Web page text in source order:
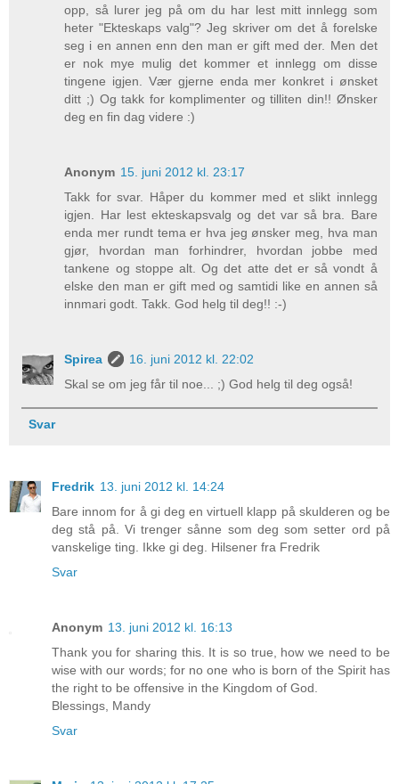
opp, så lurer jeg på om du har lest mitt innlegg som
heter "Ekteskaps valg"? Jeg skriver om det å forelske
seg i en annen enn den man er gift med der. Men det
er nok mye mulig det kommer et innlegg om disse
tingene igjen. Vær gjerne enda mer konkret i ønsket
ditt ;) Og takk for komplimenter og tilliten din!! Ønsker
deg en fin dag videre :)
Anonym 15. juni 2012 kl. 23:17
Takk for svar. Håper du kommer med et slikt innlegg
igjen. Har lest ekteskapsvalg og det var så bra. Bare
enda mer rundt tema er hva jeg ønsker meg, hva man
gjør, hvordan man forhindrer, hvordan jobbe med
tankene og stoppe alt. Og det atte det er så vondt å
elske den man er gift med og samtidi like en annen så
innmari godt. Takk. God helg til deg!! :-)
Spirea
16. juni 2012 kl. 22:02
Skal se om jeg får til noe... ;) God helg til deg også!
Svar
Fredrik 13. juni 2012 kl. 14:24
Bare innom for å gi deg en virtuell klapp på skulderen og be
deg stå på. Vi trenger sånne som deg som setter ord på
vanskelige ting. Ikke gi deg. Hilsener fra Fredrik
Svar
Anonym 13. juni 2012 kl. 16:13
Thank you for sharing this. It is so true, how we need to be
wise with our words; for no one who is born of the Spirit has
the right to be offensive in the Kingdom of God.
Blessings, Mandy
Svar